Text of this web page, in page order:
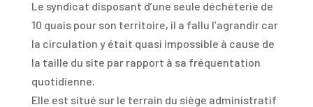
Le syndicat disposant d’une seule déchèterie de
10 quais pour son territoire, il a fallu l’agrandir car
la circulation y était quasi impossible à cause de
la taille du site par rapport à sa fréquentation
quotidienne.
Elle est situé sur le terrain du siège administratif